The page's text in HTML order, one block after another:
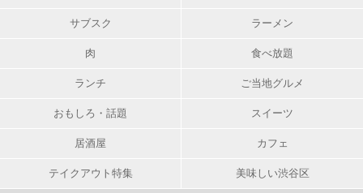
サブスク ラーメン
肉 食べ放題
ランチ ご当地グルメ
おもしろ・話題 スイーツ
居酒屋 カフェ
テイクアウト特集 美味しい渋谷区